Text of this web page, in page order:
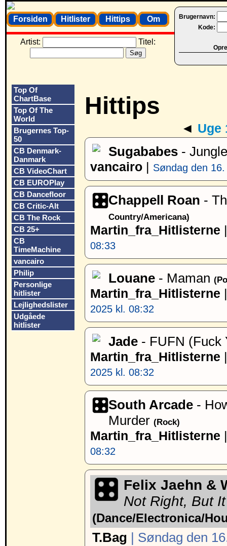
Brugernavn:
Kode:
Forsiden Hitlister Hittips Om
Artist: Titel:
Top Of
ChartBase
Top Of The
World
Brugernes Top-
50
CB Denmark-
Danmark
CB VideoChart
CB EUROPlay
CB Dancefloor
CB Critic-Alt
CB The Rock
CB 25+
CB
TimeMachine
vancairo
Philip
Personlige
hitlister
Lejlighedslister
Udgåede
hitlister
Hittips
◄ Uge
Sugababes -
vancairo | Søndag den
Chappell Roan -
Country/Americana)
Martin_fra_Hitlisterne
08:33
Louane - Maman
Martin_fra_Hitlisterne
2025 kl. 08:32
Jade - FUFN (Fuck
Martin_fra_Hitlisterne
2025 kl. 08:32
South Arcade -
Murder (Rock)
Martin_fra_Hitlisterne
08:32
Felix Jaehn &
Not Right, But
(Dance/Electronica/
T.Bag | Søndag den